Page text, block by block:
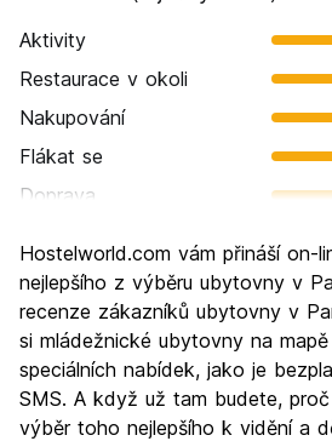
Aktivity
Restaurace v okoli
Nakupování
Flákat se
Doprava
Kultura
Noční život
Hodnota za peníze
Hostelworld.com vám přináší on-
nejlepšího z výběru ubytovny v
recenze zákazníků ubytovny v
si mládežnické ubytovny na
speciálních nabídek, jako je
SMS. A když už tam budete,
výběr toho nejlepšího k vidění a